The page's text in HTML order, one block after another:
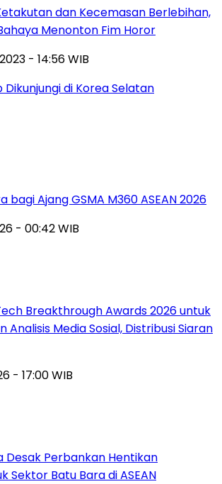
dan Kecemasan Berlebihan,
Menonton Fim Horor
- 14:56 WIB
Dikunjungi di Korea Selatan
bagi Ajang GSMA M360 ASEAN 2026
- 00:42 WIB
Breakthrough Awards 2026 untuk
Analisis Media Sosial, Distribusi Siaran
- 17:00 WIB
Desak Perbankan Hentikan
Sektor Batu Bara di ASEAN